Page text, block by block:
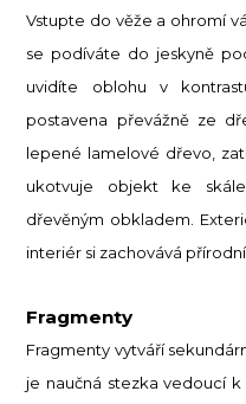
Vstupte do věže a ohromí
se podíváte do jeskyně
uvidíte oblohu v
postavena převážně ze
lepené lamelové dřevo,
ukotvuje objekt ke
dřevěným obkladem.
interiér si zachovává
Fragmenty
Fragmenty vytváří
je naučná stezka vedoucí